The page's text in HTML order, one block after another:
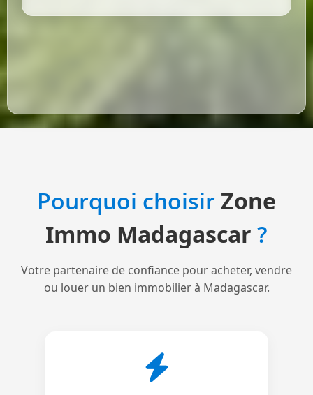
Pourquoi choisirZone
Immo Madagascar ?
Votre partenaire de confiance pour acheter, vendre
ou louer un bien immobilier à Madagascar.